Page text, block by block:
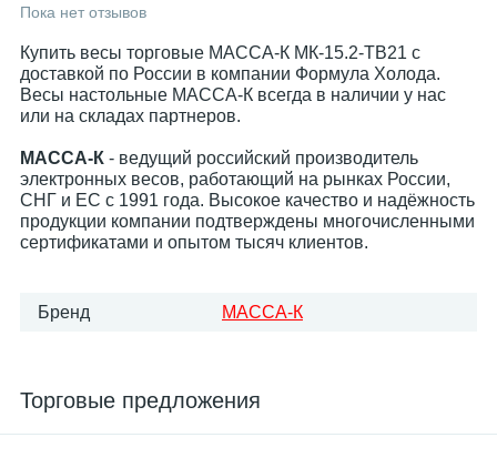
Пока нет отзывов
Купить весы торговые МАССА-К МК-15.2-ТВ21 с
доставкой по России в компании Формула Холода.
Весы настольные МАССА-К всегда в наличии у нас
или на складах партнеров.
МАССА-К - ведущий российский производитель
электронных весов, работающий на рынках России,
СНГ и ЕС с 1991 года. Высокое качество и надёжность
продукции компании подтверждены многочисленными
сертификатами и опытом тысяч клиентов.
Бренд МАССА-К
Торговые предложения